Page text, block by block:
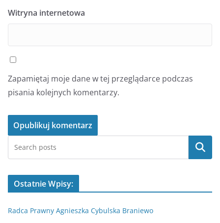
Witryna internetowa
Zapamiętaj moje dane w tej przeglądarce podczas
pisania kolejnych komentarzy.
Szukaj
Ostatnie Wpisy:
Radca Prawny Agnieszka Cybulska Braniewo